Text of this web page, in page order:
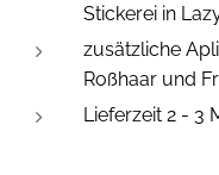
Stickerei in
zusätzliche
Roßhaar und
Lieferzeit 2 - 3